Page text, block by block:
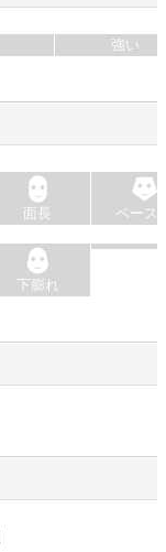
強い
面長 ベース
下膨れ